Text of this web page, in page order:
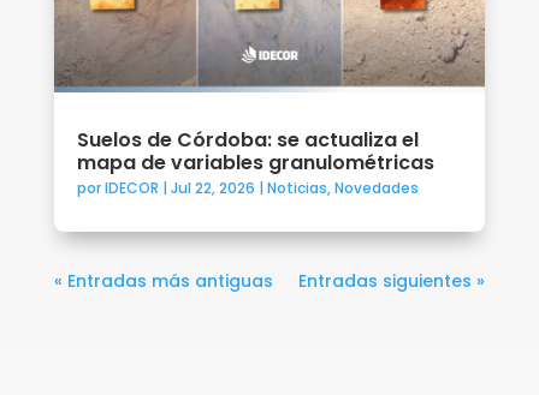
Suelos de Córdoba: se actualiza el
mapa de variables granulométricas
porIDECOR | Jul 22, 2026 | Noticias,Novedades
« Entradas más antiguas Entradas siguientes »